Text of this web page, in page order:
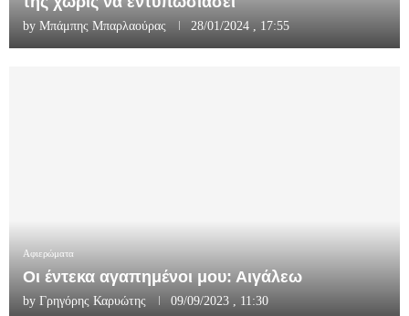
by Μπάμπης Μπαρλαούρας 28/01/2024 , 17:55
Αφιερώματα
Οι έντεκα αγαπημένοι μου: Αιγάλεω
by Γρηγόρης Καρυώτης 09/09/2023 , 11:30